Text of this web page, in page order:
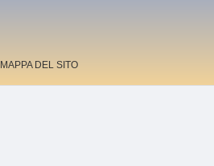
MAPPA DEL SITO